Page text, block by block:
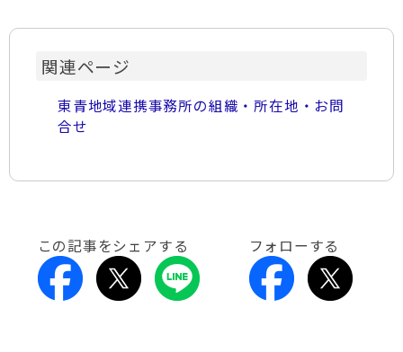
関連ページ
東青地域連携事務所の組織・所在地・お問
合せ
この記事をシェアする フォローする